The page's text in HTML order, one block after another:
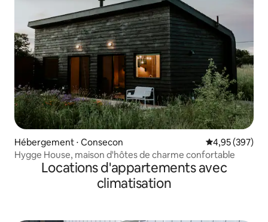
Hébergement ⋅ Consecon Évaluation
4,95 (397)
Hygge House, maison d'hôtes de charme confortable
Locations d'appartements avec
climatisation